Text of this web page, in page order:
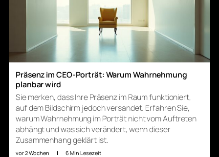
Präsenz im CEO-Porträt: Warum Wahrnehmung
planbar wird
Sie merken, dass Ihre Präsenz im Raum funktioniert,
auf dem Bildschirm jedoch versandet. Erfahren Sie,
warum Wahrnehmung im Porträt nicht vom Auftreten
abhängt und was sich verändert, wenn dieser
Zusammenhang geklärt ist.
vor 2 Wochen | 6 Min Lesezeit